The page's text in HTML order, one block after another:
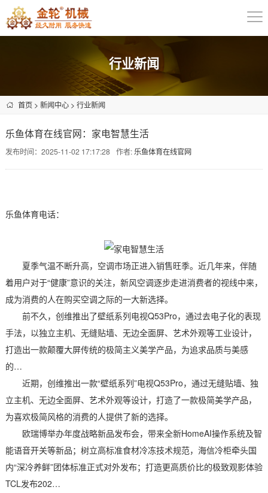
行业新闻
首页> 新闻中心> 行业新闻
乐鱼体育在线官网：家电智慧生活
发布时间：2025-11-02 17:17:28 作者: 乐鱼体育在线官网
乐鱼体育电话：
夏季气温不断升高，空调市场正进入销售旺季。近几年来，伴随
着用户对于“健康”意识的关注，新风空调逐步走进消费者的视线中来，
成为消费的人在购买空调之际的一大新选择。
前不久，创维推出了壁纸系列电视Q53Pro，通过去电子化的表现
手法，以独立主机、无缝贴墙、无边全面屏、艺术外观等工业设计，
打造出一款颠覆大屏传统的极简主义美学产品，为追求品质与美感
的…
近期，创维推出一款“壁纸系列”电视Q53Pro，通过无缝贴墙、独
立主机、无边全面屏、艺术外观等设计，打造了一款极简美学产品，
为喜欢极简风格的消费的人提供了新的选择。
欧瑞博举办年度战略新品发布会，带来全新HomeAI操作系统及智
能语音开关等新品；树立高标准食材冷冻技术规范，海信冷柜牵头国
内“深冷养鲜”团体标准正式对外发布；打造更高质价比的极致观影体验
TCL发布202…